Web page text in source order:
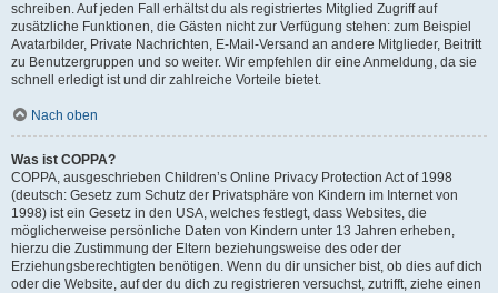
schreiben. Auf jeden Fall erhältst du als registriertes Mitglied Zugriff auf
zusätzliche Funktionen, die Gästen nicht zur Verfügung stehen: zum Beispiel
Avatarbilder, Private Nachrichten, E-Mail-Versand an andere Mitglieder, Beitritt
zu Benutzergruppen und so weiter. Wir empfehlen dir eine Anmeldung, da sie
schnell erledigt ist und dir zahlreiche Vorteile bietet.
Nach oben
Was ist COPPA?
COPPA, ausgeschrieben Children’s Online Privacy Protection Act of 1998
(deutsch: Gesetz zum Schutz der Privatsphäre von Kindern im Internet von
1998) ist ein Gesetz in den USA, welches festlegt, dass Websites, die
möglicherweise persönliche Daten von Kindern unter 13 Jahren erheben,
hierzu die Zustimmung der Eltern beziehungsweise des oder der
Erziehungsberechtigten benötigen. Wenn du dir unsicher bist, ob dies auf dich
oder die Website, auf der du dich zu registrieren versuchst, zutrifft, ziehe einen